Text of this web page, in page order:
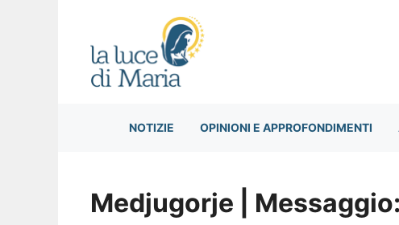
NOTIZIE OPINIONI E APPROFONDIMENTI
Medjugorje |